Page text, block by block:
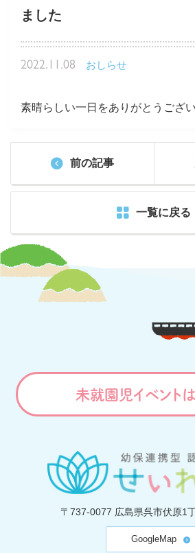
ました
2022.11.08 おしらせ
素晴らしい一日をありがとうござ
前の記事
一覧に戻る
未就園児イベント
〒737-0077 広島県呉市伏原1
GoogleMap